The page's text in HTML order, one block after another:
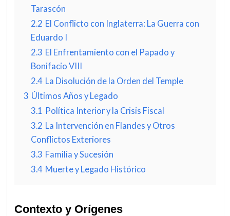
Tarascón
2.2 El Conflicto con Inglaterra: La Guerra con
Eduardo I
2.3 El Enfrentamiento con el Papado y
Bonifacio VIII
2.4 La Disolución de la Orden del Temple
3 Últimos Años y Legado
3.1 Política Interior y la Crisis Fiscal
3.2 La Intervención en Flandes y Otros
Conflictos Exteriores
3.3 Familia y Sucesión
3.4 Muerte y Legado Histórico
Contexto y Orígenes